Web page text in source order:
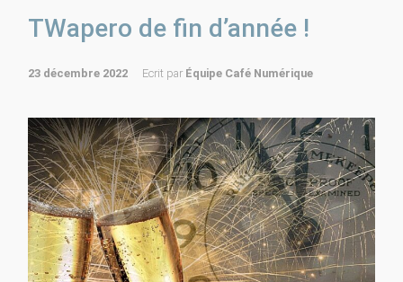
TWapero de fin d’année !
23 décembre 2022 Ecrit par Équipe Café Numérique